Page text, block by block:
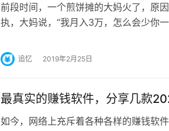
前段时间，一个煎饼摊的大妈火了，原
执，大妈说，“我月入3万，怎么会少你
追忆 2019年2月25日
最真实的赚钱软件，分享几款
如今，网络上充斥着各种各样的赚钱软